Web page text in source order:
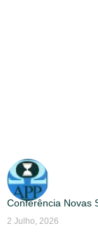
Conferência Novas
2 Julho, 2026